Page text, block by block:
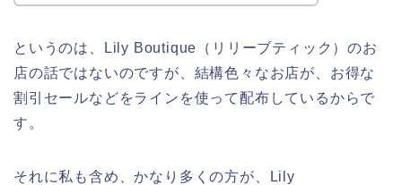
というのは、Lily Boutique（リリーブティック）のお
店の話ではないのですが、結構色々なお店が、お得な
割引セールなどをラインを使って配布しているからで
す。
それに私も含め、かなり多くの方が、Lily